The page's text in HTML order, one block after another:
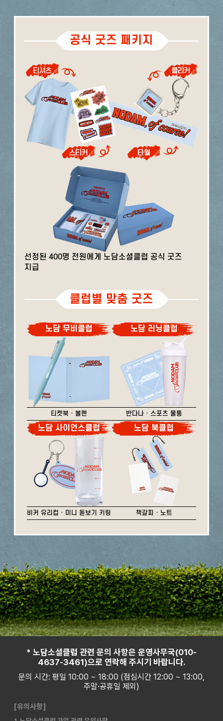
공식 굿즈 패키지
선정된 400명 전원에게 노담소셜클럽 공식 굿즈
지급
클럽별 맞춤 굿즈
노담 무비클럽
티켓북 · 볼펜
노담 러닝클럽
반다나 · 스포츠 물통
노담 사이언스클럽
비커 유리컵 · 미니 돋보기 키링
노담 북클럽
책갈피 · 노트
* 노담소셜클럽 관련 문의 사항은 운영사무국(010-
4637-3461)으로 연락해 주시기 바랍니다.
문의 시간: 평일 10:00 ~ 18:00 (점심시간 12:00 ~ 13:00,
주말·공휴일 제외)
[유의사항]